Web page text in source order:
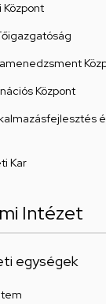
Központ
Központ
Kar
Intézet
egységek